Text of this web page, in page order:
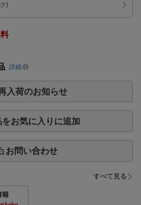
)
詳細
入荷のお知らせ
をお気に入りに追加
お問い合わせ
すべて見る
籍